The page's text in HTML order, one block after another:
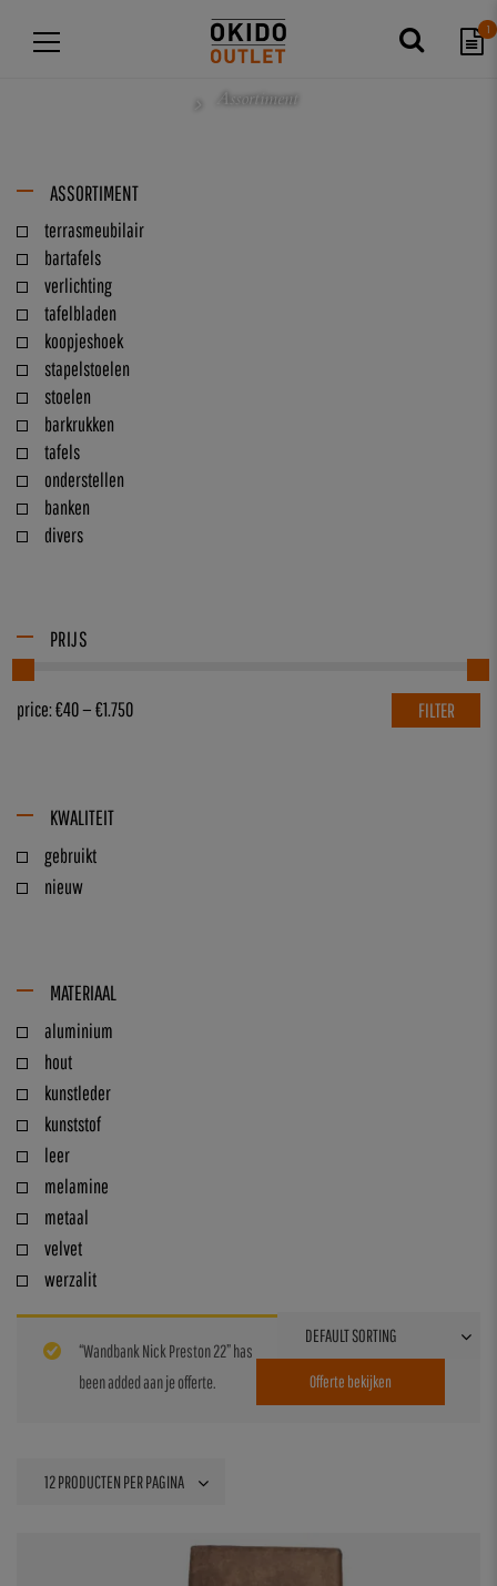
1
Assortiment
ASSORTIMENT
terrasmeubilair
bartafels
verlichting
tafelbladen
koopjeshoek
stapelstoelen
stoelen
barkrukken
tafels
onderstellen
banken
divers
PRIJS
FILTER
price:€40—€1.750
KWALITEIT
gebruikt
nieuw
MATERIAAL
aluminium
hout
kunstleder
kunststof
leer
melamine
metaal
velvet
werzalit
Offerte bekijken
“Wandbank Nick Preston 22” has
been added aan je offerte.